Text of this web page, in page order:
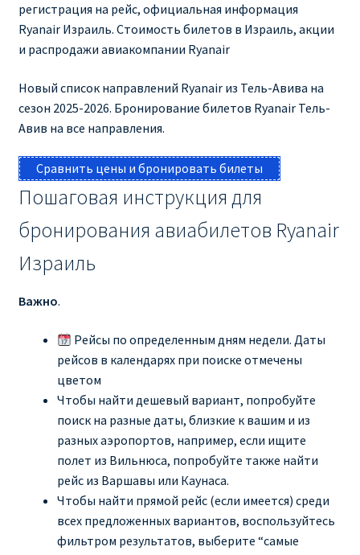
Милан
Париж
ПРАВИЛА РЕГИСТРАЦИИ
ПРОВОЗ БАГАЖА RYANAIR – ПРАВИЛА
РАЙАНЭЙР НА РУССКОМ | КНФТФШК
РЕГИСТРАЦИЯ НА РЕЙС RYANAIR
Рождественские направления от € 9
Райнэйр на русском
О сайте
регистрация на рейс, официальная информация
Ryanair Израиль. Стоимость билетов в Израиль, акции
и распродажи авиакомпании Ryanair
Новый список направлений Ryanair из Тель-Авива на
сезон 2025-2026. Бронирование билетов Ryanair Тель-
Авив на все направления.
Сравнить цены и бронировать билеты
Пошаговая инструкция для
бронирования авиабилетов Ryanair
Израиль
Важно.
Рейсы по определенным дням недели. Даты
рейсов в календарях при поиске отмечены
цветом
Чтобы найти дешевый вариант, попробуйте
поиск на разные даты, близкие к вашим и из
разных аэропортов, например, если ищите
полет из Вильнюса, попробуйте также найти
рейс из Варшавы или Каунаса.
Чтобы найти прямой рейс (если имеется) среди
всех предложенных вариантов, воспользуйтесь
фильтром результатов, выберите “самые